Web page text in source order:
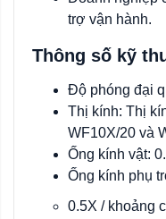
trợ vận hành.
Thông số kỹ
Độ phóng đại
Thị kính: Thị
WF10X/20 và
Ống kính vật:
Ống kính phụ
0.5X / khoảng